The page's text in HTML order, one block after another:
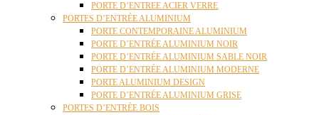
PORTE D’ENTREE ACIER VERRE
PORTES D’ENTRÉE ALUMINIUM
PORTE CONTEMPORAINE ALUMINIUM
PORTE D’ENTRÉE ALUMINIUM NOIR
PORTE D’ENTRÉE ALUMINIUM SABLE NOIR
PORTE D’ENTRÉE ALUMINIUM MODERNE
PORTE ALUMINIUM DESIGN
PORTE D’ENTRÉE ALUMINIUM GRISE
PORTES D’ENTRÉE BOIS